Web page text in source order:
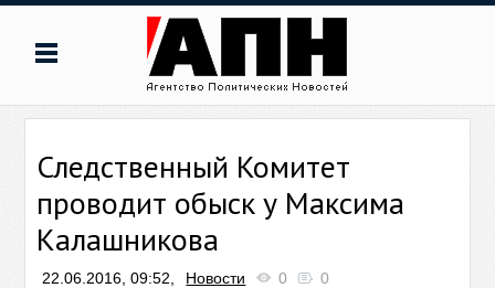
Следственный Комитет
проводит обыск у Максима
Калашникова
22.06.2016, 09:52, Новости 0 0